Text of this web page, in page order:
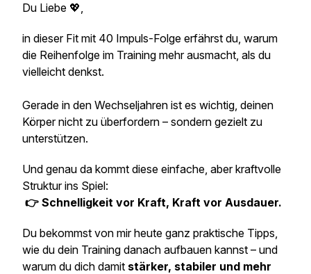
Du Liebe 💖,
in dieser Fit mit 40 Impuls-Folge erfährst du, warum
die Reihenfolge im Training mehr ausmacht, als du
vielleicht denkst.
Gerade in den Wechseljahren ist es wichtig, deinen
Körper nicht zu überfordern – sondern gezielt zu
unterstützen.
Und genau da kommt diese einfache, aber kraftvolle
Struktur ins Spiel:
👉 Schnelligkeit vor Kraft, Kraft vor Ausdauer.
Du bekommst von mir heute ganz praktische Tipps,
wie du dein Training danach aufbauen kannst – und
warum du dich damit stärker, stabiler und mehr